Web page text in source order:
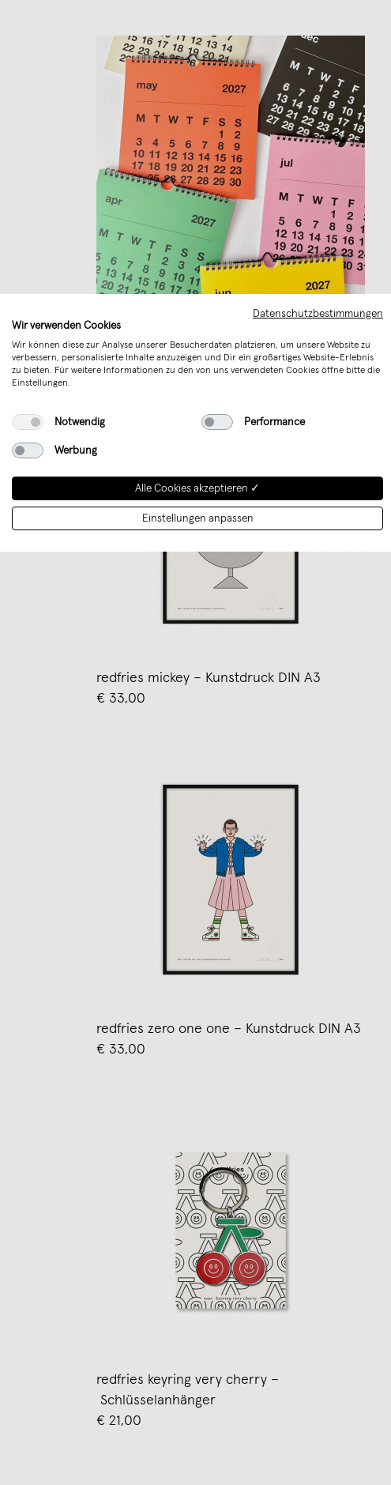
redfries basic 2027 – Monatskalender
quadratisch
€ 23,00
Neu
redfries mickey – Kunstdruck DIN A3
€ 33,00
redfries zero one one – Kunstdruck DIN A3
€ 33,00
redfries keyring very cherry –
Schlüsselanhänger
€ 21,00
Datenschutzbestimmungen
Wir verwenden Cookies
Wir können diese zur Analyse unserer Besucherdaten platzieren, um unsere Website zu
verbessern, personalisierte Inhalte anzuzeigen und Dir ein großartiges Website-Erlebnis
zu bieten. Für weitere Informationen zu den von uns verwendeten Cookies öffne bitte die
Einstellungen.
Notwendig Performance
Werbung
Alle Cookies akzeptieren ✓
Einstellungen anpassen